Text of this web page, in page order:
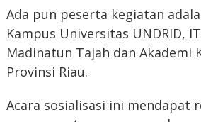
Ada pun peserta kegiatan
Kampus Universitas UNDRID,
Madinatun Tajah dan Akademi
Provinsi Riau.
Acara sosialisasi ini mendapat